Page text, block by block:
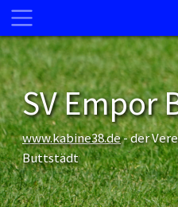
SV Empor
www.kabine38.de- der
Buttstädt